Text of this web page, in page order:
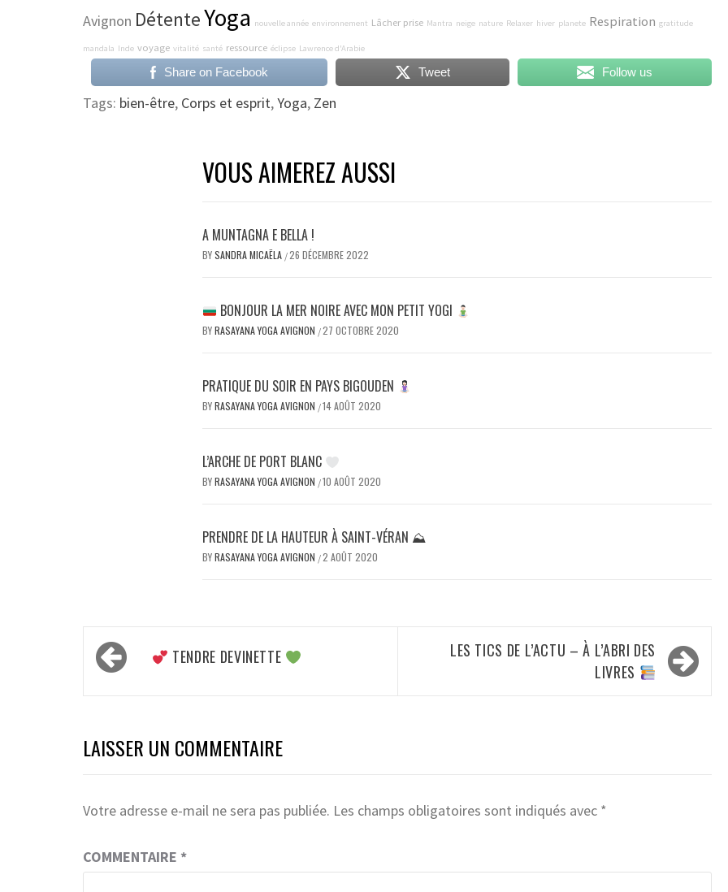
Avignon DétenteYoga nouvelle année environnement Lâcher prise Mantra neige nature Relaxer hiver planete Respiration gratitude
mandala Inde voyage vitalité santé ressource éclipse Lawrence d'Arabie
Share on Facebook Tweet Follow us
Tags: bien-être, Corps et esprit,Yoga, Zen
VOUS AIMEREZ AUSSI
A MUNTAGNA E BELLA !
BYSANDRA MICAËLA /26 DÉCEMBRE 2022
BONJOUR LA MER NOIRE AVEC MON PETIT YOGI
BYRASAYANA YOGA AVIGNON /27 OCTOBRE 2020
PRATIQUE DU SOIR EN PAYS BIGOUDEN
BYRASAYANA YOGA AVIGNON /14 AOÛT 2020
L’ARCHE DE PORT BLANC
BYRASAYANA YOGA AVIGNON /10 AOÛT 2020
PRENDRE DE LA HAUTEUR À SAINT-VÉRAN ⛰
BYRASAYANA YOGA AVIGNON /2 AOÛT 2020
Navigation
de TENDRE DEVINETTE
LES TICS DE L’ACTU – À L’ABRI DES
LIVRES
LAISSER UN COMMENTAIRE
Votre adresse e-mail ne sera pas publiée. Les champs obligatoires sont indiqués avec *
COMMENTAIRE *